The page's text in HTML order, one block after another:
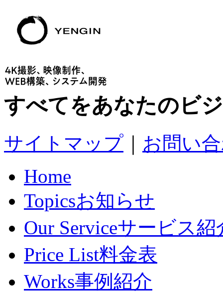
すべてをあなたのビ
サイトマップ
お問い
Home
Topicsお知らせ
Our Serviceサービス紹
Price List料金表
Works事例紹介